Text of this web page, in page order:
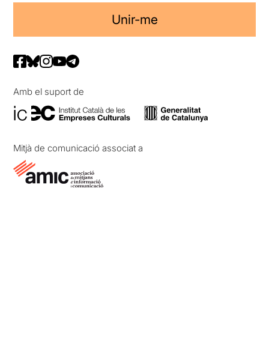
Unir-me
Amb el suport de
Mitjà de comunicació associat a